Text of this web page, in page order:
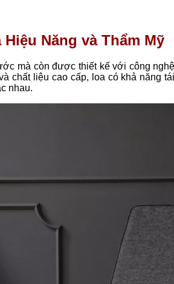
Năng và Thẩm Mỹ
mà còn được thiết kế với công
chất liệu cao cấp, loa có khả năng
nhau.